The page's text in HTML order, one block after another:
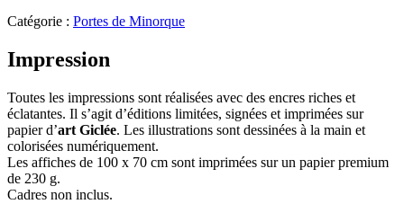
Catégorie : Portes de Minorque
Impression
Toutes les impressions sont réalisées avec des encres riches et
éclatantes. Il s’agit d’éditions limitées, signées et imprimées sur
papier d’art Giclée. Les illustrations sont dessinées à la main et
colorisées numériquement.
Les affiches de 100 x 70 cm sont imprimées sur un papier premium
de 230 g.
Cadres non inclus.